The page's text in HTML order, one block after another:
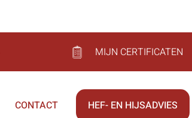
MIJN CERTIFICATEN
CONTACT HEF- EN HIJSADVIES